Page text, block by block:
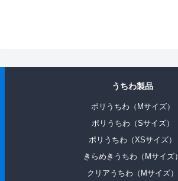
うちわ製品
ポリうちわ（Mサイズ）
ポリうちわ（Sサイズ）
ポリうちわ（XSサイズ）
きらめきうちわ（Mサイズ）
クリアうちわ（Mサイズ）